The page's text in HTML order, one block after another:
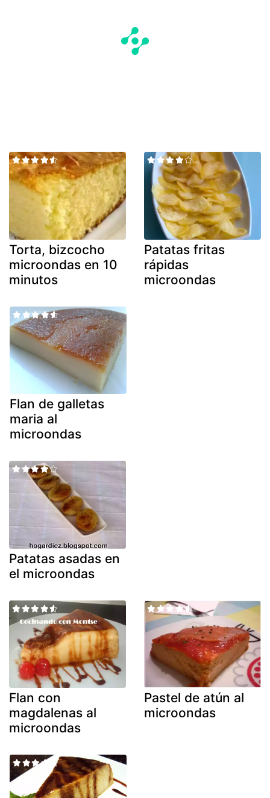
Torta, bizcocho
microondas en 10
minutos
Patatas fritas
rápidas
microondas
Flan de galletas
maria al
microondas
Patatas asadas en
el microondas
Flan con
magdalenas al
microondas
Pastel de atún al
microondas